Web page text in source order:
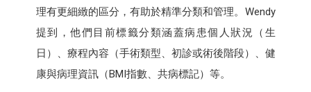
理有更細緻的區分，有助於精準分類和管理。Wendy
提到，他們目前標籤分類涵蓋病患個人狀況（生
日）、療程內容（手術類型、初診或術後階段）、健
康與病理資訊（BMI指數、共病標記）等。